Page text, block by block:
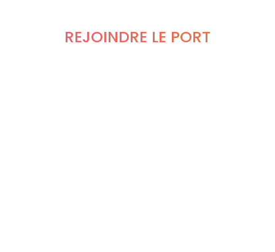
REJOINDRE LE PORT